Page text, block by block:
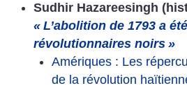
Sudhir Hazareesingh
« L’abolition de 1793 a
révolutionnaires noirs »
Amériques : Les
de la révolution